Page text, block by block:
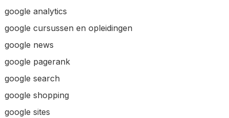
google analytics
google cursussen en opleidingen
google news
google pagerank
google search
google shopping
google sites